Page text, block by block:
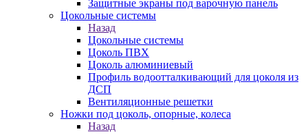
Защитные экраны под варочную панель
Цокольные системы
Назад
Цокольные системы
Цоколь ПВХ
Цоколь алюминиевый
Профиль водоотталкивающий для цоколя из
ДСП
Вентиляционные решетки
Ножки под цоколь, опорные, колеса
Назад